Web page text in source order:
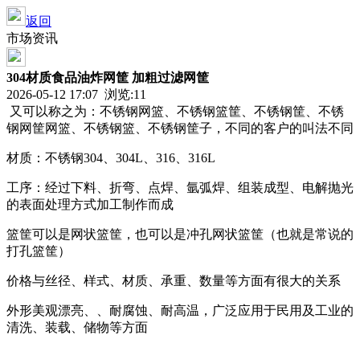
返回
市场资讯
304材质食品油炸网筐 加粗过滤网筐
2026-05-12 17:07 浏览:11
又可以称之为：不锈钢网篮、不锈钢篮筐、不锈钢筐、不锈
钢网筐网篮、不锈钢篮、不锈钢筐子，不同的客户的叫法不同
材质：不锈钢304 304L 316 316L
工序：经过下料、折弯、点焊、氩弧焊、组装成型、电解抛光
的表面处理方式加工制作而成
篮筐可以是网状篮筐，也可以是冲孔网状篮筐（也就是常说的
打孔篮筐）
价格与丝径、样式、材质、承重、数量等方面有很大的关系
外形美观漂亮、、耐腐蚀、耐高温，广泛应用于民用及工业的
清洗、装载、储物等方面